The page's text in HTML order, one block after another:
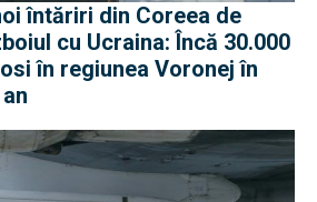
întăriri din Coreea de
cu Ucraina: Încă 30.000
în regiunea Voronej în